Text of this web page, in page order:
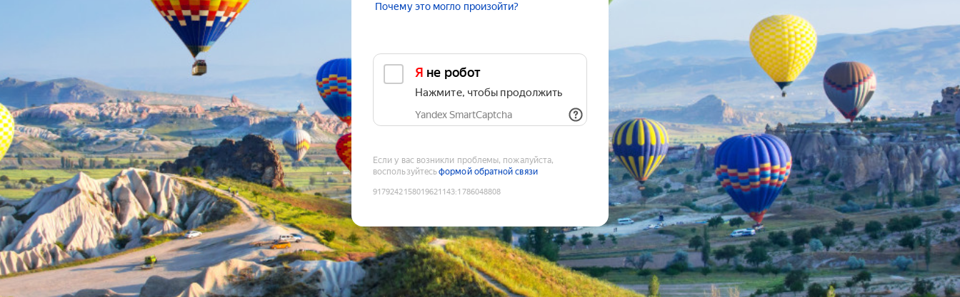
Почему это могло произойти?
Я не робот
Нажмите, чтобы продолжить
Yandex SmartCaptcha
Если у вас возникли проблемы, пожалуйста,
воспользуйтесьформой обратной связи
9179242158019621143:1786048808